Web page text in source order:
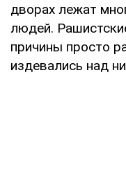
дворах лежат
людей.
причины просто
издевались над